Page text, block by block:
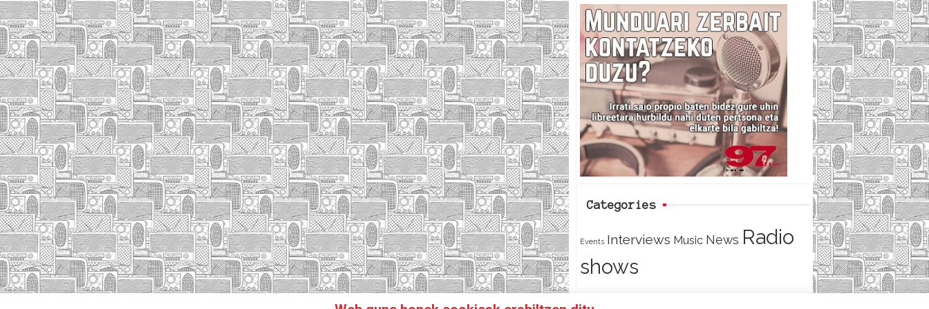
c
e
b
o
o
i
t
t
e
r
e
d
Categories
Events Interviews Music News Radio
shows